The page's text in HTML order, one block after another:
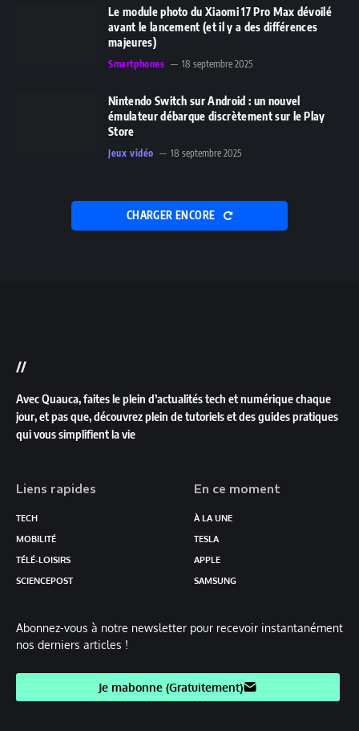
Le module photo du Xiaomi 17 Pro Max dévoilé
avant le lancement (et il y a des différences
majeures)
Smartphones 18 septembre 2025
Nintendo Switch sur Android : un nouvel
émulateur débarque discrètement sur le Play
Store
Jeux vidéo 18 septembre 2025
CHARGER ENCORE
//
Avec Quauca, faites le plein d’actualités tech et numérique chaque
jour, et pas que, découvrez plein de tutoriels et des guides pratiques
qui vous simplifient la vie
Liens rapides
TECH
MOBILITÉ
TÉLÉ-LOISIRS
SCIENCEPOST
En ce moment
À LA UNE
TESLA
APPLE
SAMSUNG
Abonnez-vous à notre newsletter pour recevoir instantanément
nos derniers articles !
Je mabonne (Gratuitement)